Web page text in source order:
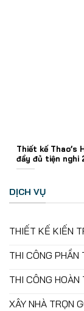
Thiết kế Thao’s
đầy đủ tiện nghi
DỊCH VỤ
THIẾT KẾ KIẾN
THI CÔNG PHẦN
THI CÔNG HOÀN
XÂY NHÀ TRỌN